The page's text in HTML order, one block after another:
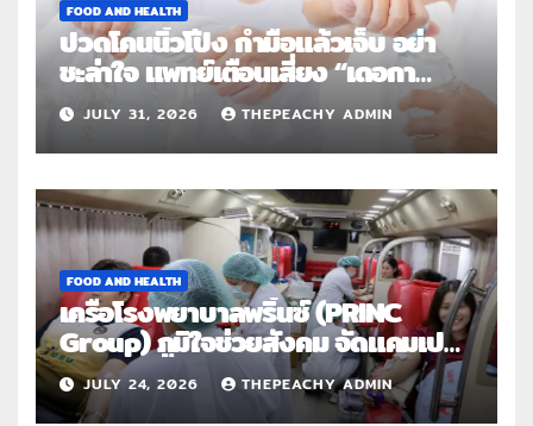
FOOD AND HEALTH
ปวดโคนนิ้วโป้ง กำมือแล้วเจ็บ อย่า
ชะล่าใจ แพทย์เตือนเสี่ยง “เดอกา
แวง” โรคปลอกหุ้มเอ็นอักเสบจากการ
ใช้งานซ้ำ
JULY 31, 2026 THEPEACHY ADMIN
FOOD AND HEALTH
เครือโรงพยาบาลพริ้นซ์ (PRINC
Group) ภูมิใจช่วยสังคม จัดแคมเปญ
ใหญ่ระดับประเทศ “PRINC ผสาน :
สานต่อการให้ไม่สิ้นสุด”
JULY 24, 2026 THEPEACHY ADMIN